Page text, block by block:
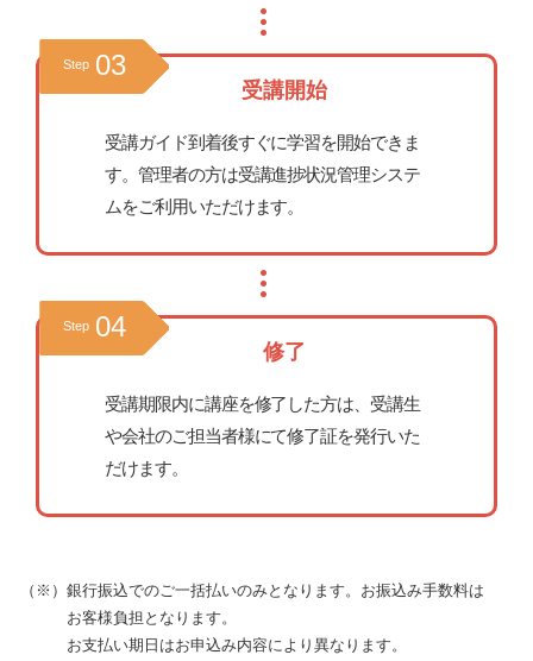
Step 03
受講開始
受講ガイド到着後すぐに学習を開始できま
す。管理者の方は受講進捗状況管理システ
ムをご利用いただけます。
Step 04
修了
受講期限内に講座を修了した方は、受講生
や会社のご担当者様にて修了証を発行いた
だけます。
（※）銀行振込でのご一括払いのみとなります。お振込み手数料は
お客様負担となります。
お支払い期日はお申込み内容により異なります。